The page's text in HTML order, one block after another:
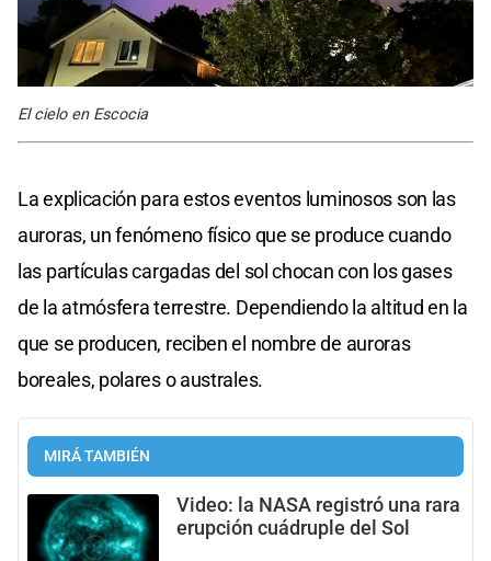
El cielo en Escocia
La explicación para estos eventos luminosos son las
auroras, un fenómeno físico que se produce cuando
las partículas cargadas del sol chocan con los gases
de la atmósfera terrestre. Dependiendo la altitud en la
que se producen, reciben el nombre de auroras
boreales, polares o australes.
MIRÁ TAMBIÉN
Video: la NASA registró una rara
erupción cuádruple del Sol